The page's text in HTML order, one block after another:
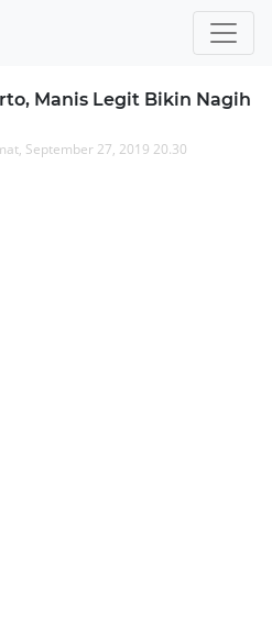
Manis Legit Bikin Nagih
September 27, 2019 20.30